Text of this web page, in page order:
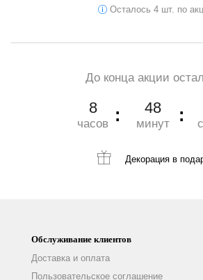
Осталось 4 шт. по
До конца акции
8
часов
48
минут
Декорация в
Обслуживание клиентов
Доставка и оплата
Пользовательское соглашение